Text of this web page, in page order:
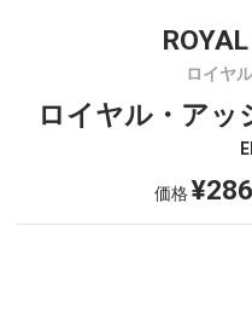
ロイヤ
ロイヤル・アッ
価格